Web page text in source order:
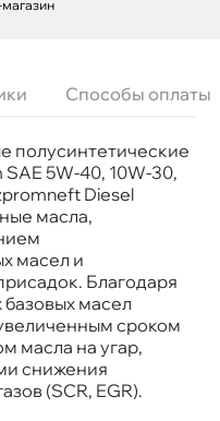
магазин
Способы оплаты
полусинтетические
5W-40, 10W-30,
Diesel
масла,
масел и
Благодаря
масел
сроком
масла на угар,
снижения
(SCR, EGR).
3, Cummins CES
E7, A3/B4